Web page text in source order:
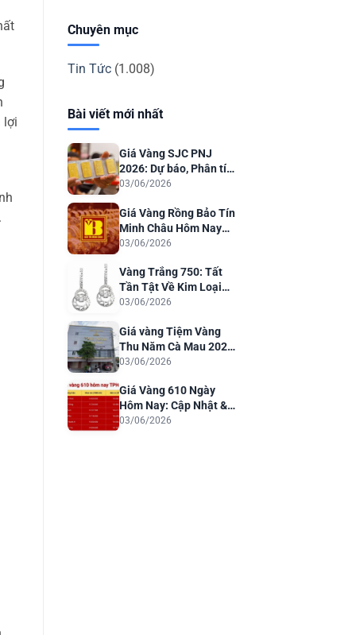
lợi
Chuyên mục
Tin Tức(1.008)
Bài viết mới nhất
Giá Vàng SJC PNJ
2026: Dự báo, Phân tích
& Lời khuyên Đầu tư
03/06/2026
Giá Vàng Rồng Bảo Tín
Minh Châu Hôm Nay
2026: Dự Báo & Phân
03/06/2026
Vàng Trắng 750: Tất
Tần Tật Về Kim Loại
Quý Cho Trang Sức
03/06/2026
Giá vàng Tiệm Vàng
Thu Năm Cà Mau 2026:
Cập Nhật & Phân Tích
03/06/2026
Giá Vàng 610 Ngày
Hôm Nay: Cập Nhật &
Dự Báo 2026
03/06/2026